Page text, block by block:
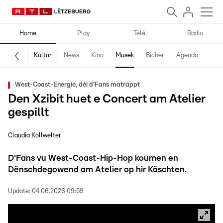
Home Play Télé Radio
Kultur News Kino Musek Bicher Agenda
West-Coast-Energie, déi d'Fans matrappt
Den Xzibit huet e Concert am Atelier
gespillt
Claudia Kollwelter
D'Fans vu West-Coast-Hip-Hop koumen en
Dënschdegowend am Atelier op hir Käschten.
Update: 04.06.2026 09:59